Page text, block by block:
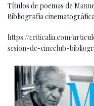
Títulos de poemas de
Bibliografía
https://criticalia.com/
sesion-de-cineclub-